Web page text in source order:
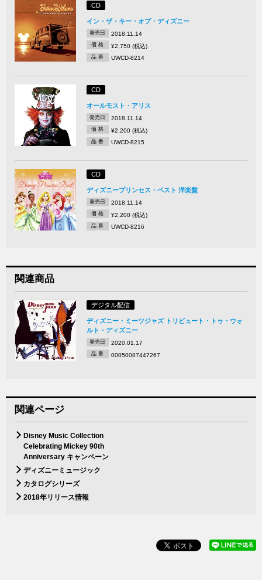
CD
イン・ザ・キー・オブ・ディズニー
発売日 2018.11.14
価 格 ¥2,750 (税込)
品 番 UWCD-8214
CD
オールモスト・アリス
発売日 2018.11.14
価 格 ¥2,200 (税込)
品 番 UWCD-8215
CD
ディズニープリンセス・ベスト 洋楽盤
発売日 2018.11.14
価 格 ¥2,200 (税込)
品 番 UWCD-8216
関連商品
デジタル配信
ディズニー・ミーツジャズ トリビュート・トゥ・ウォ
ルト・ディズニー
発売日 2020.01.17
品 番 00050087447267
関連ページ
Disney Music Collection
Celebrating Mickey 90th
Anniversary キャンペーン
ディズニーミュージック
カタログシリーズ
2018年リリース情報